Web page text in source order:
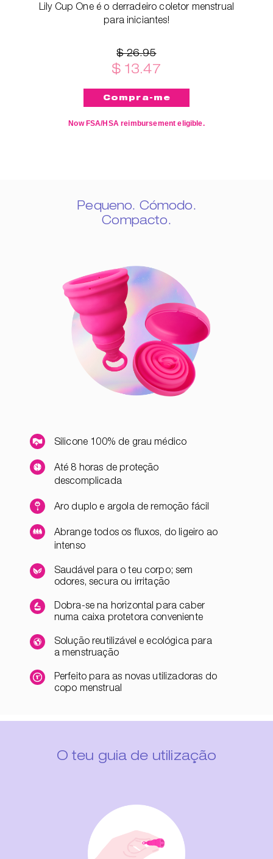
Lily Cup One é o derradeiro coletor menstrual
para iniciantes!
$ 26.95
$ 13.47
Now FSA/HSA reimbursement eligible.
Pequeno. Cómodo.
Compacto.
Silicone 100% de grau médico
Até 8 horas de proteção
descomplicada
Aro duplo e argola de remoção fácil
Abrange todos os fluxos, do ligeiro ao
intenso
Saudável para o teu corpo; sem
odores, secura ou irritação
Dobra-se na horizontal para caber
numa caixa protetora conveniente
Solução reutilizável e ecológica para
a menstruação
Perfeito para as novas utilizadoras do
copo menstrual
O teu guia de utilização